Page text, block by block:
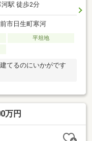
駅 徒歩2分
市日生町寒河
平坦地
てるのにいかがです
万円